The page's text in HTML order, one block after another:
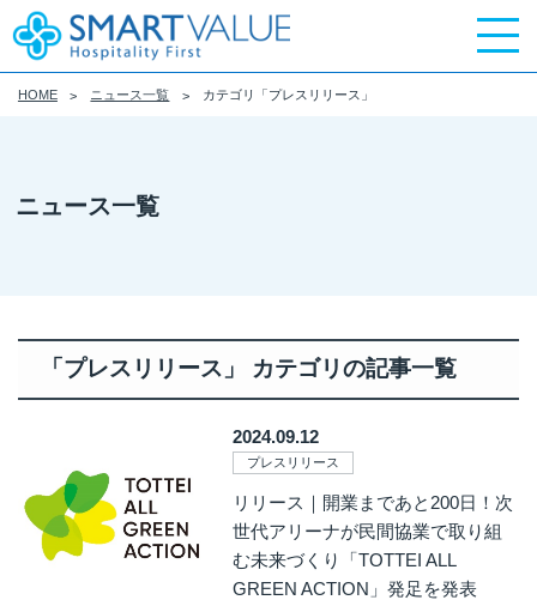
HOME ニュース一覧 カテゴリ「プレスリリース」
ニュース一覧
「プレスリリース」 カテゴリの記事一覧
2024.09.12
プレスリリース
リリース｜開業まであと200日！次
世代アリーナが民間協業で取り組
む未来づくり「TOTTEI ALL
GREEN ACTION」発足を発表